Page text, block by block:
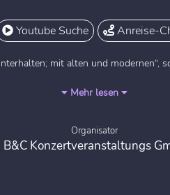
Youtube Suche Anreise-
mit alten und modernen“,
Mehr lesen
Organisator
B&C Konzertveranstaltungs